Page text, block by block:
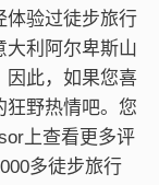
体验过徒步旅行
大利阿尔卑斯山
因此，如果您喜
狂野热情吧。您
上查看更多评
多徒步旅行